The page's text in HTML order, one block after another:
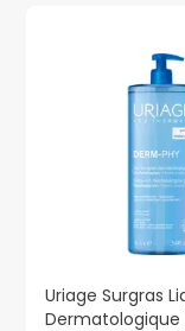
Uriage Surgras
Dermatologique